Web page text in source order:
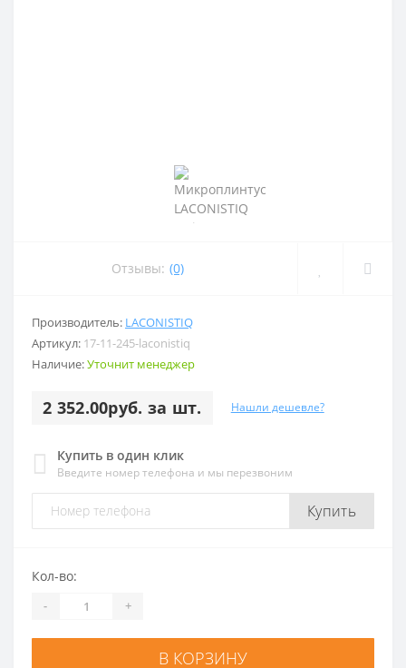
Отзывы: (0)
Производитель: LACONISTIQ
Артикул: 17-11-245-laconistiq
Наличие:Уточнит менеджер
2 352.00руб. за шт. Нашли дешевле?
Купить в один клик
Введите номер телефона и мы перезвоним
Купить
Кол-во:
- +
В КОРЗИНУ